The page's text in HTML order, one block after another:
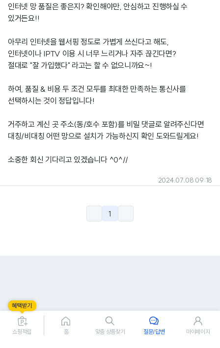
인터넷 망 품질은 좋은지? 확인해야만, 안심하고 진행하실 수
있거든요!!
아무리 인터넷을 웹서핑 정도로 가볍게 쓰신다고 해도,
인터넷이나 IPTV 이용 시 너무 느리거나 자주 끊긴다면?
절대로 "잘 가입했다" 라고는 할 수 없으니까요~!
하여, 품질 & 비용 두 조건 모두를 최대한 만족하는 통신사를
선택하시는 것이 정답입니다!
거주하고 계신 곳 주소(동/호수 포함)를 비밀 댓글로 알려주신다면
대칭/비대칭 어떤 망으로 설치가 가능하신지 확인 도와드릴게요!
소중한 회신 기다리고 있겠습니다 ^0^//
2024.07.08 09:18
1
쇼핑적립 홈 맞춤 상품찾기 질문/답변 마이페이지